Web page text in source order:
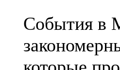
События в